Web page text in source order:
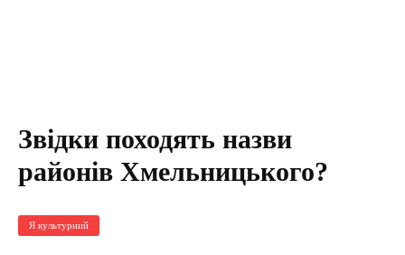
Звідки походять назви
районів Хмельницького?
Я культурний